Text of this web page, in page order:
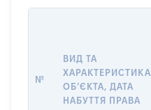
№
ВИД ТА
ХАРАКТЕРИСТИКА
ОБʼЄКТА, ДАТА
НАБУТТЯ ПРАВА